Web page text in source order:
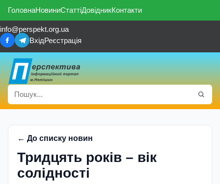
ГоловнаНовиниСтаттіДовідникКонтакти
info@perspekt.org.ua
ВхідРеєстрація
← До списку новин
Тридцять рокiв – вiк
солiдностi